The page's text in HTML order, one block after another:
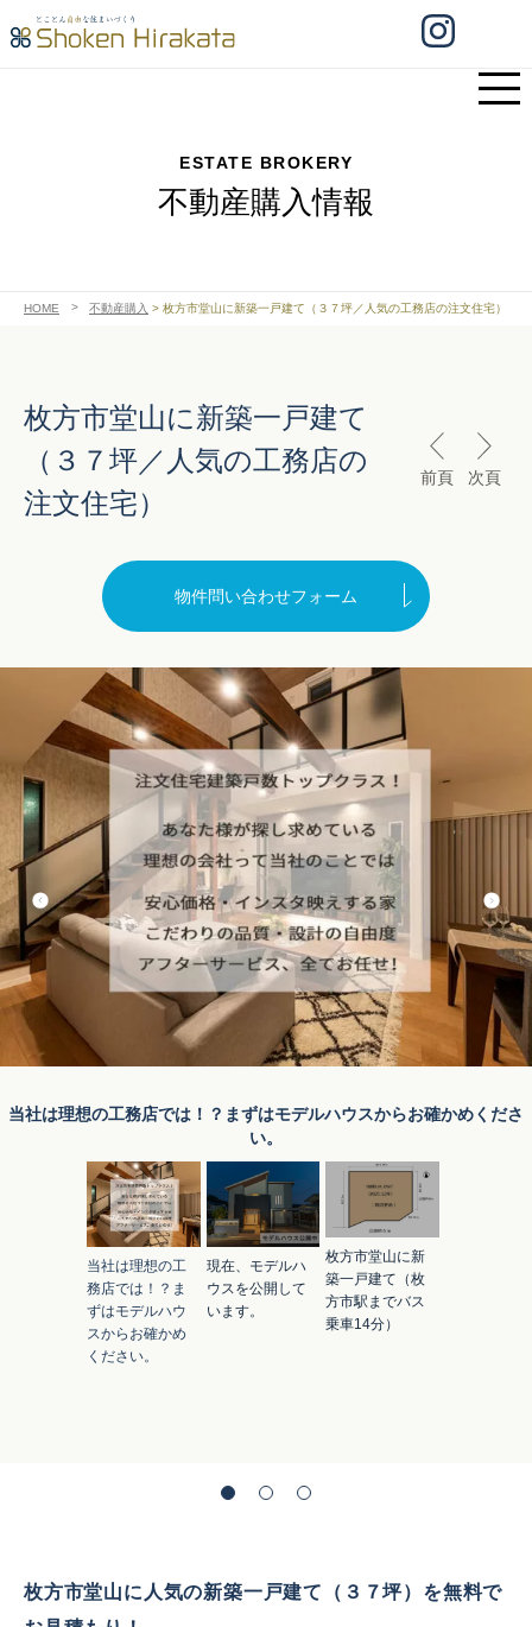
ESTATE BROKERY
不動産購入情報
HOME 不動産購入 > 枚方市堂山に新築一戸建て（３７坪／人気の工務店の注文住宅）
枚方市堂山に新築一戸建て
（３７坪／人気の工務店の
注文住宅）
前頁 次頁
物件問い合わせフォーム
当社は理想の工務店では！？まずはモデルハウスからお確かめくださ
い。
当社は理想の工
務店では！？ま
ずはモデルハウ
スからお確かめ
ください。
現在、モデルハ
ウスを公開して
います。
枚方市堂山に新
築一戸建て（枚
方市駅までバス
乗車14分）
枚方市堂山に人気の新築一戸建て（３７坪）を無料で